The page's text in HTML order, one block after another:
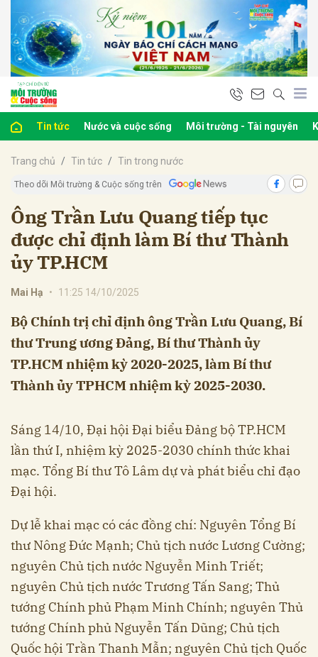
Tin tức Nước và cuộc sống Môi trường - Tài nguyên
Trang chủ Tin tức Tin trong nước
Theo dõi Môi trường & Cuộc sống trên
Ông Trần Lưu Quang tiếp tục
được chỉ định làm Bí thư Thành
ủy TP.HCM
Mai Hạ • 11:25 14/10/2025
Bộ Chính trị chỉ định ông Trần Lưu Quang, Bí
thư Trung ương Đảng, Bí thư Thành ủy
TP.HCM nhiệm kỳ 2020-2025, làm Bí thư
Thành ủy TPHCM nhiệm kỳ 2025-2030.
Sáng 14/10, Đại hội Đại biểu Đảng bộ TP.HCM
lần thứ I, nhiệm kỳ 2025-2030 chính thức khai
mạc. Tổng Bí thư Tô Lâm dự và phát biểu chỉ đạo
Đại hội.
Dự lễ khai mạc có các đồng chí: Nguyên Tổng Bí
thư Nông Đức Mạnh; Chủ tịch nước Lương Cường;
nguyên Chủ tịch nước Nguyễn Minh Triết;
nguyên Chủ tịch nước Trương Tấn Sang; Thủ
tướng Chính phủ Phạm Minh Chính; nguyên Thủ
tướng Chính phủ Nguyễn Tấn Dũng; Chủ tịch
Quốc hội Trần Thanh Mẫn; nguyên Chủ tịch Quốc
luận
Hủy